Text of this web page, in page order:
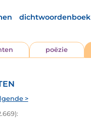
dichtwoordenboek
poëzie
>